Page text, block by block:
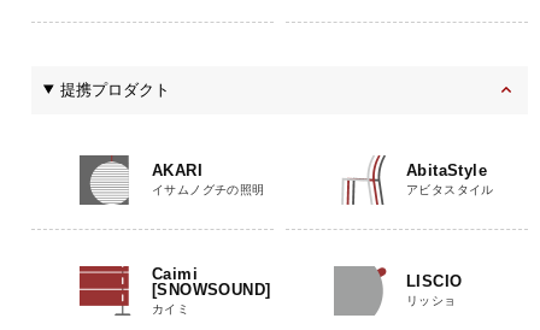
提携プロダクト
AKARI
イサムノグチの照明
AbitaStyle
アビタスタイル
Caimi
[SNOWSOUND]
カイミ
LISCIO
リッショ